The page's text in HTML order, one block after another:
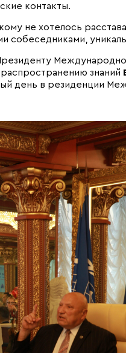
контакты.
не хотелось
собеседниками,
знаний
день в резиденции